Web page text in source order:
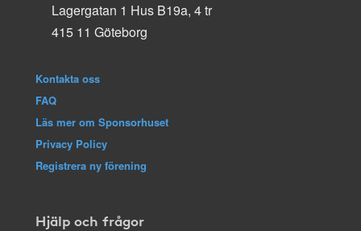
Lagergatan 1 Hus B19a, 4 tr
415 11 Göteborg
Kontakta oss
FAQ
Läs mer om Sponsorhuset
Privacy Policy
Registrera ny förening
Hjälp och frågor